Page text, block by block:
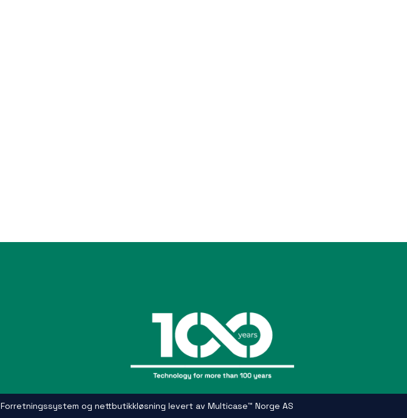
Forretningssystem og nettbutikkløsning levert av Multicase™ Norge AS